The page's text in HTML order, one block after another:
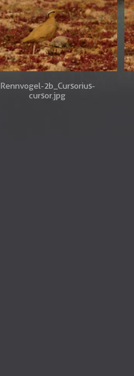
Rennvogel-2b_Cursorius-
cursor.jpg